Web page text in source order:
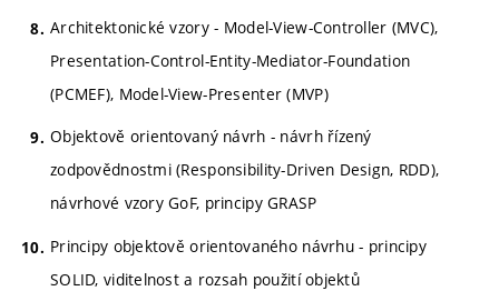
Architektonické vzory - Model-View-Controller (MVC),
Presentation-Control-Entity-Mediator-Foundation
(PCMEF), Model-View-Presenter (MVP)
Objektově orientovaný návrh - návrh řízený
zodpovědnostmi (Responsibility-Driven Design, RDD),
návrhové vzory GoF, principy GRASP
Principy objektově orientovaného návrhu - principy
SOLID, viditelnost a rozsah použití objektů